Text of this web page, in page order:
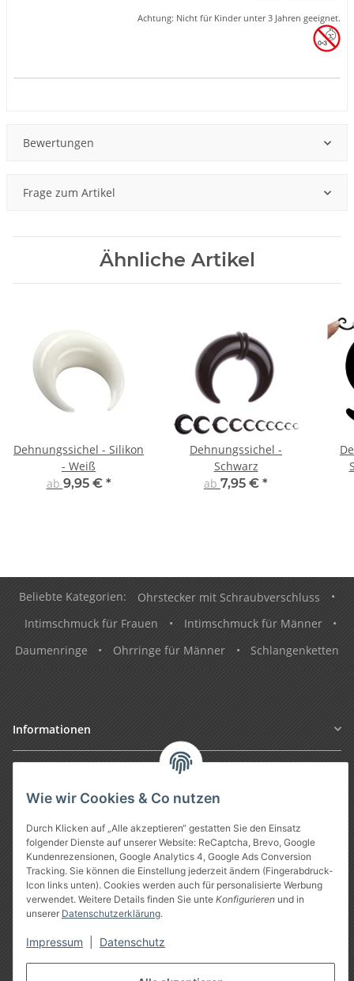
Wie wir Cookies & Co nutzen
Durch Klicken auf „Alle akzeptieren“ gestatten Sie den Einsatz
folgender Dienste auf unserer Website: ReCaptcha, Brevo, Google
Kundenrezensionen, Google Analytics 4, Google Ads Conversion
Tracking. Sie können die Einstellung jederzeit ändern (Fingerabdruck-
Icon links unten). Cookies werden auch für personalisierte Werbung
verwendet. Weitere Details finden Sie unte Konfigurieren und in
unserer Datenschutzerklärung.
Impressum Datenschutz
Achtung: Nicht für Kinder unter 3 Jahren geeignet.
Bewertungen
Frage zum Artikel
Ähnliche Artikel
Dehnungssichel - Silikon
- Weiß
ab 9,95 € *
Dehnungssichel -
Schwarz
ab 7,95 € *
Beliebte Kategorien: Ohrstecker mit Schraubverschluss
•
Intimschmuck für Frauen
• Intimschmuck für Männer
•
Daumenringe
• Ohrringe für Männer • Schlangenketten
Informationen
Vertrag widerrufen